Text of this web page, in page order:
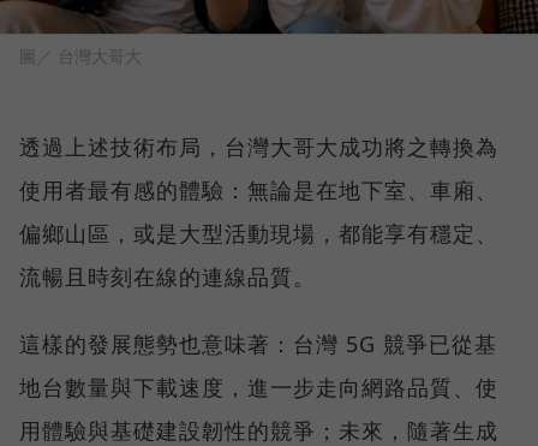
圖／ 台灣大哥大
透過上述技術布局，台灣大哥大成功將之轉換為
使用者最有感的體驗：無論是在地下室、車廂、
偏鄉山區，或是大型活動現場，都能享有穩定、
流暢且時刻在線的連線品質。
這樣的發展態勢也意味著：台灣 5G 競爭已從基
地台數量與下載速度，進一步走向網路品質、使
用體驗與基礎建設韌性的競爭；未來，隨著生成